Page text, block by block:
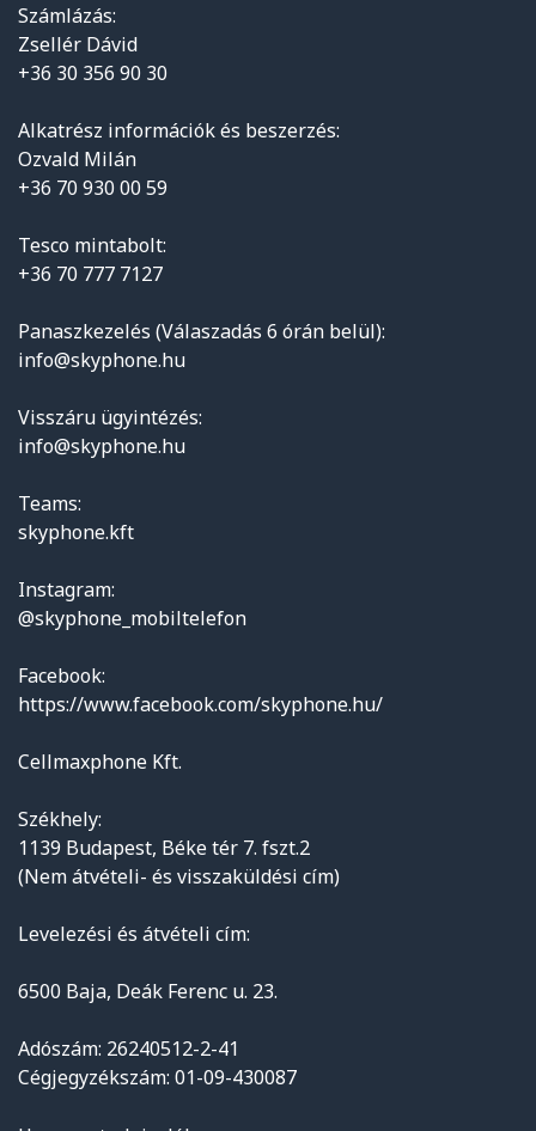
Számlázás:
Zsellér Dávid
+36 30 356 90 30
Alkatrész információk és beszerzés:
Ozvald Milán
+36 70 930 00 59
Tesco mintabolt:
+36 70 777 7127
Panaszkezelés (Válaszadás 6 órán belül):
info@skyphone.hu
Visszáru ügyintézés:
info@skyphone.hu
Teams:
skyphone.kft
Instagram:
@skyphone_mobiltelefon
Facebook:
https://www.facebook.com/skyphone.hu/
Cellmaxphone Kft.
Székhely:
1139 Budapest, Béke tér 7. fszt.2
(Nem átvételi- és visszaküldési cím)
Levelezési és átvételi cím:
6500 Baja, Deák Ferenc u. 23.
Adószám: 26240512-2-41
Cégjegyzékszám: 01-09-430087